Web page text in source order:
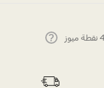
نقطة ميوز